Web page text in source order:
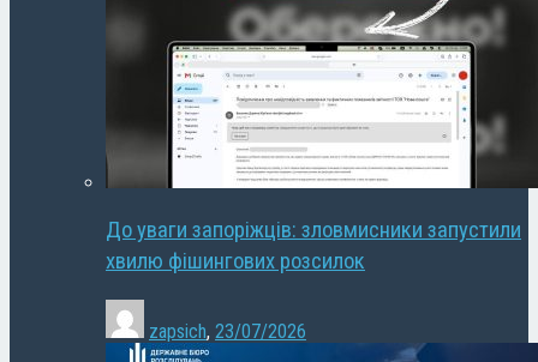
До уваги запоріжців: зловмисники запустили
хвилю фішингових розсилок
zapsich, 23/07/2026